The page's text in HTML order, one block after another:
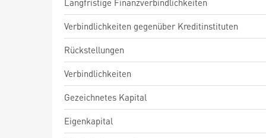
Langfristige Finanzverbindlichkeiten
Verbindlichkeiten gegenüber Kreditinstituten
Rückstellungen
Verbindlichkeiten
Gezeichnetes Kapital
Eigenkapital